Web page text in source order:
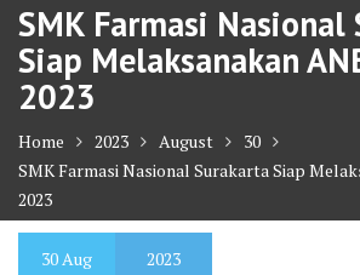
SMK Farmasi Nasional
Siap Melaksanakan
2023
Home 2023 August
30
SMK Farmasi Nasional Surakarta Siap
2023
30Aug 2023